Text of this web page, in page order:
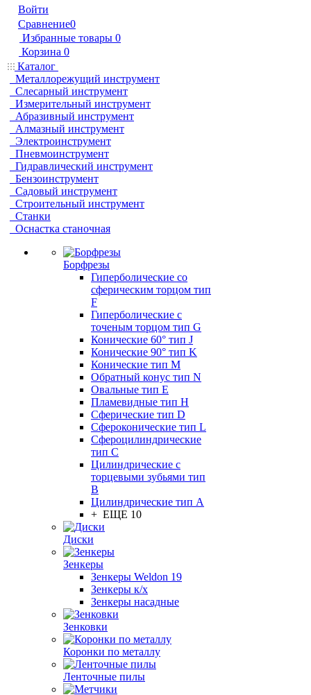
Войти
Сравнение0
Избранные товары 0
Корзина 0
Каталог
Металлорежущий инструмент
Слесарный инструмент
Измерительный инструмент
Абразивный инструмент
Алмазный инструмент
Электроинструмент
Пневмоинструмент
Гидравлический инструмент
Бензоинструмент
Садовый инструмент
Строительный инструмент
Станки
Оснастка станочная
Борфрезы
Гиперболические cо
сферическим торцом тип
F
Гиперболические с
точеным торцом тип G
Конические 60° тип J
Конические 90° тип K
Конические тип M
Обратный конус тип N
Овальные тип E
Пламевидные тип H
Сферические тип D
Сфероконические тип L
Сфероцилиндрические
тип C
Цилиндрические с
торцевыми зубьями тип
B
Цилиндрические тип А
+ ЕЩЕ 10
Диски
Зенкеры
Зенкеры Weldon 19
Зенкеры к/х
Зенкеры насадные
Зенковки
Коронки по металлу
Ленточные пилы